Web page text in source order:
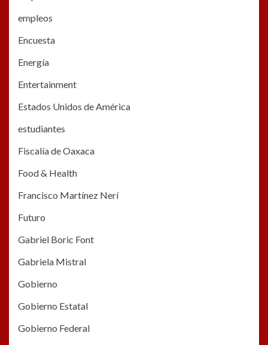
empleos
Encuesta
Energía
Entertainment
Estados Unidos de América
estudiantes
Fiscalía de Oaxaca
Food & Health
Francisco Martínez Nerí
Futuro
Gabriel Boric Font
Gabriela Mistral
Gobierno
Gobierno Estatal
Gobierno Federal